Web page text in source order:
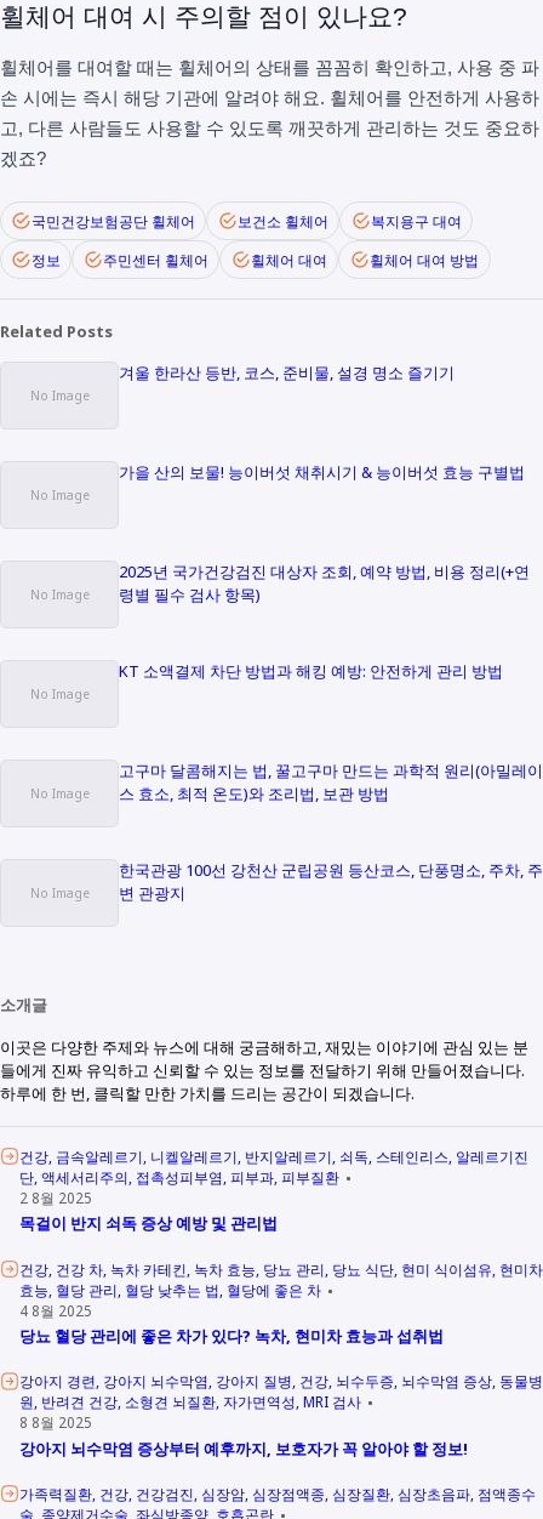
휠체어 대여 시 주의할 점이 있나요?
휠체어를 대여할 때는 휠체어의 상태를 꼼꼼히 확인하고, 사용 중 파
손 시에는 즉시 해당 기관에 알려야 해요. 휠체어를 안전하게 사용하
고, 다른 사람들도 사용할 수 있도록 깨끗하게 관리하는 것도 중요하
겠죠?
국민건강보험공단 휠체어 보건소 휠체어
복지용구 대여
정보
주민센터 휠체어 휠체어 대여 휠체어 대여 방법
Related Posts
겨울 한라산 등반, 코스, 준비물, 설경 명소 즐기기
가을 산의 보물! 능이버섯 채취시기 & 능이버섯 효능 구별법
2025년 국가건강검진 대상자 조회, 예약 방법, 비용 정리(+연
령별 필수 검사 항목)
KT 소액결제 차단 방법과 해킹 예방: 안전하게 관리 방법
고구마 달콤해지는 법, 꿀고구마 만드는 과학적 원리(아밀레이
스 효소, 최적 온도)와 조리법, 보관 방법
한국관광 100선 강천산 군립공원 등산코스, 단풍명소, 주차, 주
변 관광지
소개글
이곳은 다양한 주제와 뉴스에 대해 궁금해하고, 재밌는 이야기에 관심 있는 분
들에게 진짜 유익하고 신뢰할 수 있는 정보를 전달하기 위해 만들어졌습니다.
하루에 한 번, 클릭할 만한 가치를 드리는 공간이 되겠습니다.
건강 금속알레르기 니켈알레르기 반지알레르기 쇠독 스테인리스 알레르기진
단 액세서리주의 접촉성피부염 피부과 피부질환
2 8월 2025
목걸이 반지 쇠독 증상 예방 및 관리법
건강 건강 차 녹차 카테킨 녹차 효능 당뇨 관리 당뇨 식단 현미 식이섬유 현미차
효능 혈당 관리 혈당 낮추는 법 혈당에 좋은 차
4 8월 2025
당뇨 혈당 관리에 좋은 차가 있다? 녹차, 현미차 효능과 섭취법
강아지 경련 강아지 뇌수막염 강아지 질병 건강 뇌수두증 뇌수막염 증상 동물병
원 반려견 건강 소형견 뇌질환 자가면역성 MRI 검사
8 8월 2025
강아지 뇌수막염 증상부터 예후까지, 보호자가 꼭 알아야 할 정보!
가족력질환 건강 건강검진 심장암 심장점액종 심장질환 심장초음파 점액종수
술 종양제거수술 좌심방종양 호흡곤란